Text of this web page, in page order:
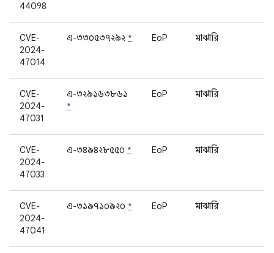
44098
CVE-
2024-
47014
এ-৩৩০৫৩৭২৯২ * EoP মাঝারি
CVE-
2024-
47031
এ-৩২৯১৬৩৮৬১
*
EoP মাঝারি
CVE-
2024-
47033
এ-৩৪৯৪২৮৫৫০ * EoP মাঝারি
CVE-
2024-
47041
এ-৩১৯৭১০৯২০ * EoP মাঝারি